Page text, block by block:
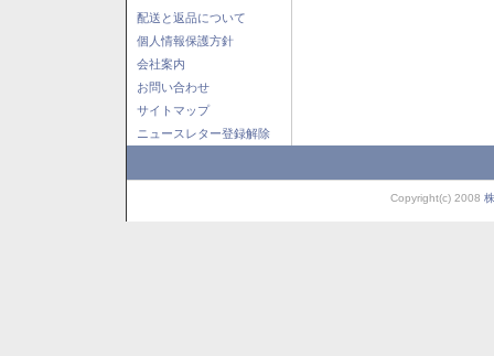
配送と返品について
個人情報保護方針
会社案内
お問い合わせ
サイトマップ
ニュースレター登録解除
Copyright(c) 2008